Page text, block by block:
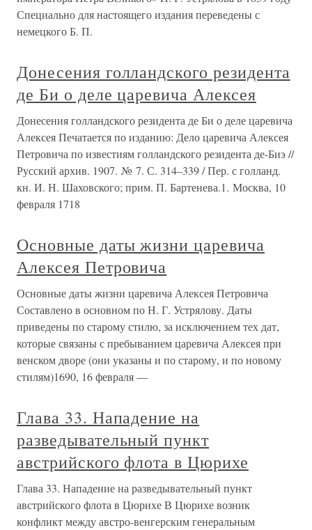
Специально для настоящего издания переведены с
немецкого Б. П.
Донесения голландского резидента
де Би о деле царевича Алексея
Донесения голландского резидента де Би о деле царевича
Алексея Печатается по изданию: Дело царевича Алексея
Петровича по известиям голландского резидента де-Биэ //
Русский архив. 1907. № 7. С. 314–339 / Пер. с голланд.
кн. И. Н. Шаховского; прим. П. Бартенева.1. Москва, 10
февраля 1718
Основные даты жизни царевича
Алексея Петровича
Основные даты жизни царевича Алексея Петровича
Составлено в основном по Н. Г. Устрялову. Даты
приведены по старому стилю, за исключением тех дат,
которые связаны с пребыванием царевича Алексея при
венском дворе (они указаны и по старому, и по новому
стилям)1690, 16 февраля —
Глава 33. Нападение на
разведывательный пункт
австрийского флота в Цюрихе
Глава 33. Нападение на разведывательный пункт
австрийского флота в Цюрихе В Цюрихе возник
конфликт между австро-венгерским генеральным